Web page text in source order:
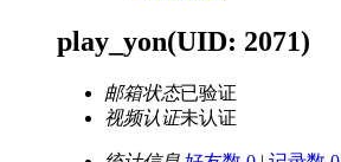
play_yon(UID: 2071)
邮箱状态已验证
视频认证未认证